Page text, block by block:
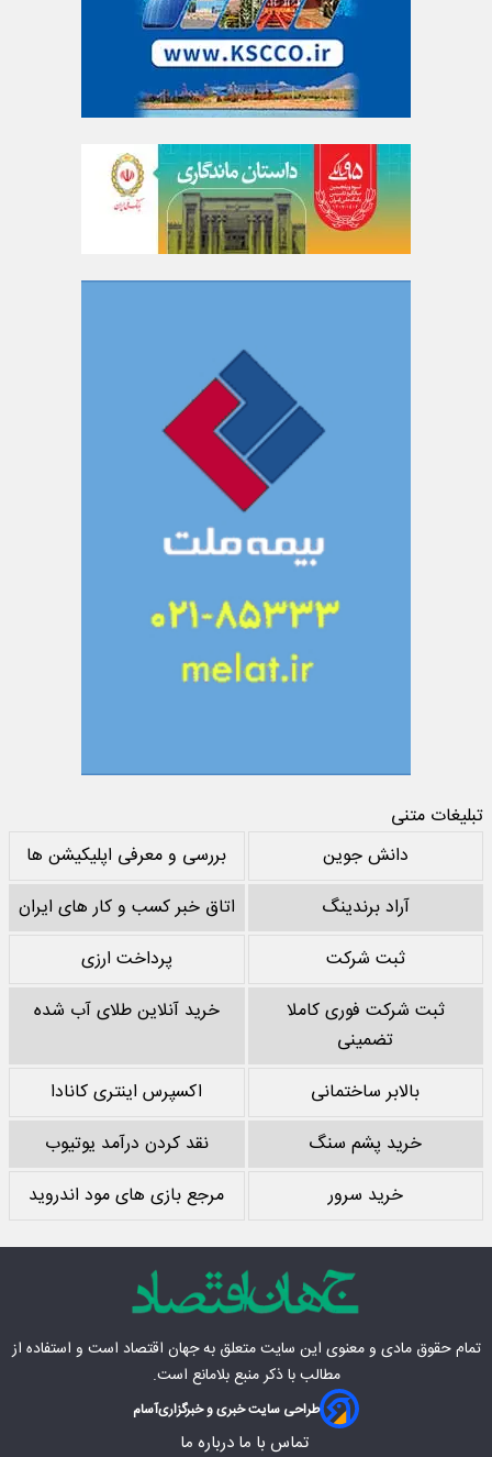
تبلیغات متنی
دانش جوین
بررسی و معرفی اپلیکیشن ها
آراد برندینگ
اتاق خبر کسب و کار های ایران
ثبت شرکت
پرداخت ارزی
ثبت شرکت فوری کاملا
تضمینی
خرید آنلاین طلای آب شده
بالابر ساختمانی
اکسپرس اینتری کانادا
خرید پشم سنگ
نقد کردن درآمد یوتیوب
خرید سرور
مرجع بازی های مود اندروید
تمام حقوق مادی‌ و معنوی این سایت متعلق بهجهان اقتصاد است و استفاده از
مطالب با ذکر منبع بلامانع است.
طراحی سایت خبری و خبرگزاریآسام
تماس با ما درباره ما